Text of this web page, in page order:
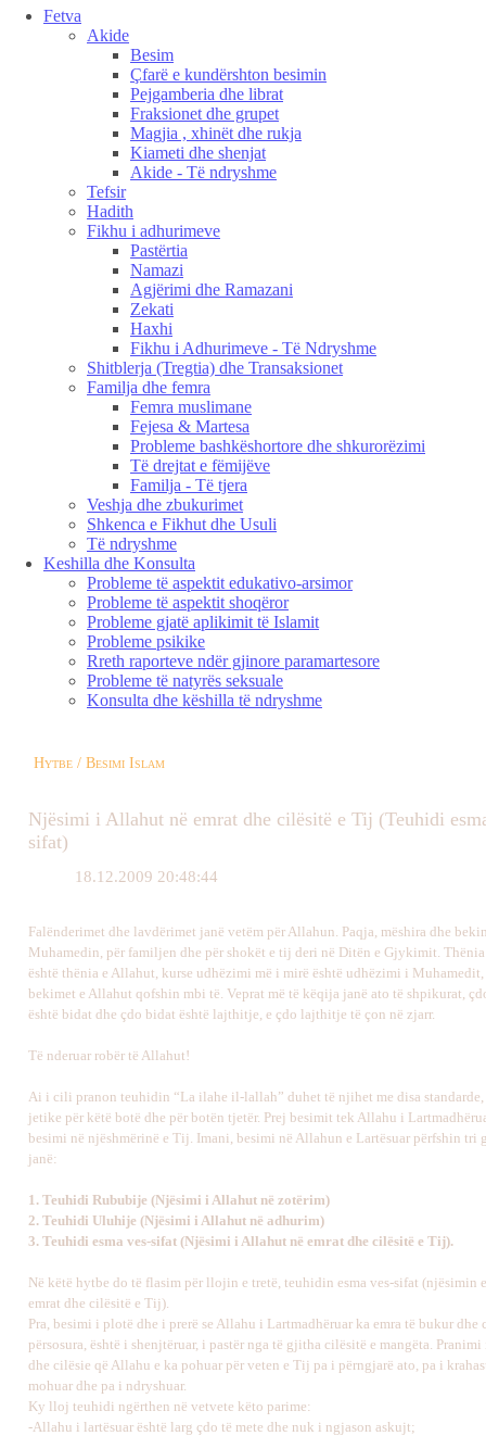
Fetva
Akide
Besim
Çfarë e kundërshton besimin
Pejgamberia dhe librat
Fraksionet dhe grupet
Magjia , xhinët dhe rukja
Kiameti dhe shenjat
Akide - Të ndryshme
Tefsir
Hadith
Fikhu i adhurimeve
Pastërtia
Namazi
Agjërimi dhe Ramazani
Zekati
Haxhi
Fikhu i Adhurimeve - Të Ndryshme
Shitblerja (Tregtia) dhe Transaksionet
Familja dhe femra
Femra muslimane
Fejesa & Martesa
Probleme bashkëshortore dhe shkurorëzimi
Të drejtat e fëmijëve
Familja - Të tjera
Veshja dhe zbukurimet
Shkenca e Fikhut dhe Usuli
Të ndryshme
Keshilla dhe Konsulta
Probleme të aspektit edukativo-arsimor
Probleme të aspektit shoqëror
Probleme gjatë aplikimit të Islamit
Probleme psikike
Rreth raporteve ndër gjinore paramartesore
Probleme të natyrës seksuale
Konsulta dhe këshilla të ndryshme
Hytbe / Besimi Islam
Njësimi i Allahut në emrat dhe cilësitë e Tij (Teuhidi
sifat)
18.12.2009 20:48:44
Falënderimet dhe lavdërimet janë vetëm për Allahun. Paqja, mëshira dhe
Muhamedin, për familjen dhe për shokët e tij deri në Ditën e Gjykimit. Thënia
është thënia e Allahut, kurse udhëzimi më i mirë është udhëzimi i
bekimet e Allahut qofshin mbi të. Veprat më të këqija janë ato të shpikurat,
është bidat dhe çdo bidat është lajthitje, e çdo lajthitje të çon në zjarr.
Të nderuar robër të Allahut!
Ai i cili pranon teuhidin “La ilahe il-lallah” duhet të njihet me disa
jetike për këtë botë dhe për botën tjetër. Prej besimit tek Allahu i
besimi në njëshmërinë e Tij. Imani, besimi në Allahun e Lartësuar përfshin tri
janë:
1. Teuhidi Rububije (Njësimi i Allahut në zotërim)
2. Teuhidi Uluhije (Njësimi i Allahut në adhurim)
3. Teuhidi esma ves-sifat (Njësimi i Allahut në emrat dhe cilësitë e Tij).
Në këtë hytbe do të flasim për llojin e tretë, teuhidin esma ves-sifat (njësimin
emrat dhe cilësitë e Tij).
Pra, besimi i plotë dhe i prerë se Allahu i Lartmadhëruar ka emra të bukur dhe
përsosura, është i shenjtëruar, i pastër nga të gjitha cilësitë e mangëta.
dhe cilësie që Allahu e ka pohuar për veten e Tij pa i përngjarë ato, pa i
mohuar dhe pa i ndryshuar.
Ky lloj teuhidi ngërthen në vetvete këto parime:
-Allahu i lartësuar është larg çdo të mete dhe nuk i ngjason askujt;